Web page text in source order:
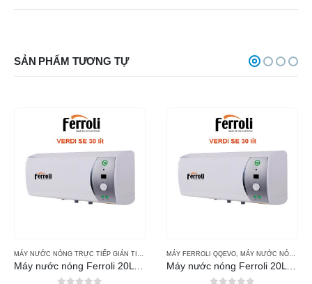
SẢN PHẨM TƯƠNG TỰ
MÁY NƯỚC NÓNG TRỰC TIẾP GIÁN TIẾP FERROLI
Máy nước nóng Ferroli 20L VERDI AE
MÁY FERROLI QQEVO, MÁY NƯỚC NÓNG TRỰC TIẾP GIÁN TIẾP FERROLI
Máy nước nóng Ferroli 20L QQEVO SE